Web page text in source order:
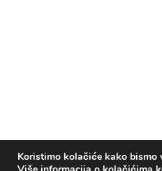
Koristimo kolačiće kako